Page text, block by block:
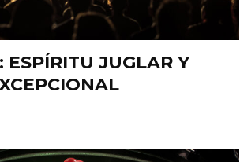
ESPÍRITU JUGLAR Y